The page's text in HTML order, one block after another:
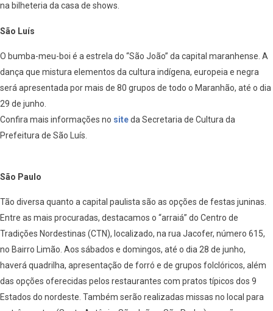
na bilheteria da casa de shows.
São Luís
O bumba-meu-boi é a estrela do “São João” da capital maranhense. A
dança que mistura elementos da cultura indígena, europeia e negra
será apresentada por mais de 80 grupos de todo o Maranhão, até o dia
29 de junho.
Confira mais informações no siteda Secretaria de Cultura da
Prefeitura de São Luís.
São Paulo
Tão diversa quanto a capital paulista são as opções de festas juninas.
Entre as mais procuradas, destacamos o “arraiá” do Centro de
Tradições Nordestinas (CTN), localizado, na rua Jacofer, número 615,
no Bairro Limão. Aos sábados e domingos, até o dia 28 de junho,
haverá quadrilha, apresentação de forró e de grupos folclóricos, além
das opções oferecidas pelos restaurantes com pratos típicos dos 9
Estados do nordeste. Também serão realizadas missas no local para